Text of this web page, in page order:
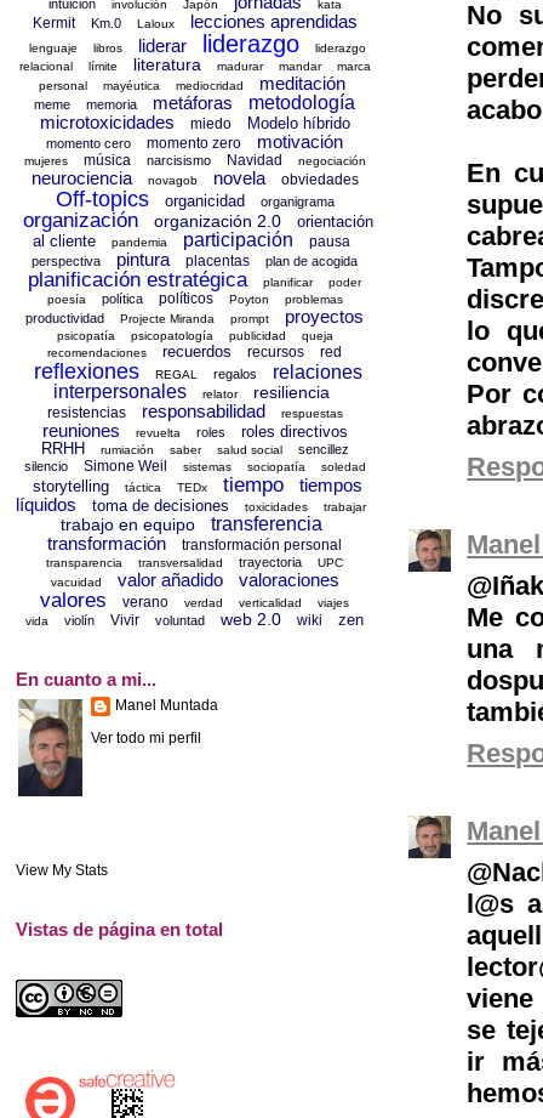
No
En
lo
Por
Me
una
l@s
se
ir
intuición involución Japón kata
Kermit Km.0 Laloux lecciones aprendidas
lenguaje libros liderar liderazgo
liderazgo
relacional
límite literatura madurar mandar
marca
personal
mayéutica mediocridad meditación
meme memoria metáforas
metodología
microtoxicidades
miedo Modelo híbrido
momento cero momento zero motivación
mujeres música narcisismo Navidad negociación
neurociencia novagob novela obviedades
Off-topics organicidad organigrama
organización organización 2.0
orientación
al cliente
pandemia participación pausa
perspectiva pintura placentas plan de acogida
planificación estratégica planificar
poder
poesía
política políticos Poyton problemas
productividad Projecte Miranda prompt proyectos
psicopatía psicopatología publicidad
queja
recomendaciones
recuerdos recursos red
reflexiones REGAL regalos
relaciones
interpersonales
relator resiliencia
resistencias responsabilidad respuestas
reuniones revuelta roles
roles directivos
RRHH
rumiación saber salud social
sencillez
silencio
Simone Weil sistemas sociopatía soledad
storytelling táctica TEDx tiempo
tiempos
líquidos
toma de decisiones toxicidades trabajar
trabajo en equipo
transferencia
transformación
transformación personal
transparencia transversalidad trayectoria
UPC
vacuidad
valor añadido valoraciones
valores verano verdad verticalidad
viajes
vida
violín Vivir voluntad web 2.0 wiki zen
En cuanto a mi...
Manel Muntada
Ver todo mi perfil
View My Stats
Vistas de página en total